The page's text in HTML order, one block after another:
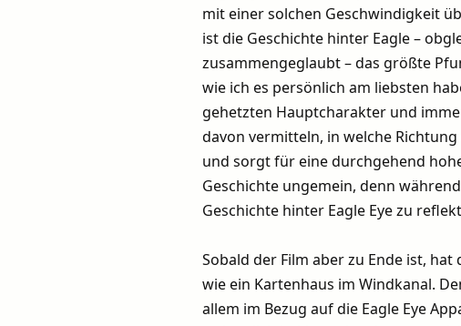
mit einer solchen Geschwindigkeit
ist die Geschichte hinter Eagle –
zusammengeglaubt – das größte
wie ich es persönlich am liebsten
gehetzten Hauptcharakter und
davon vermitteln, in welche
und sorgt für eine durchgehend
Geschichte ungemein, denn
Geschichte hinter Eagle Eye zu
Sobald der Film aber zu Ende ist,
wie ein Kartenhaus im Windkanal.
allem im Bezug auf die Eagle Eye